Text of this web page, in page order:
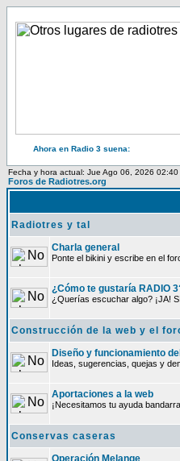
Ahora en Radio 3 suena:
Fecha y hora actual: Jue Ago 06, 2026 02:40
Foros de Radiotres.org
Radiotres y tal
Charla general
Ponte el bikini y escribe en el
¿Cómo te gustaría RADIO
¿Querías escuchar algo? ¡JA!
Construcción de la web y el
Diseño y funcionamiento
Ideas, sugerencias, quejas y
Aportaciones a la web
¡Necesitamos tu ayuda
Conservas caseras
Operación Melange